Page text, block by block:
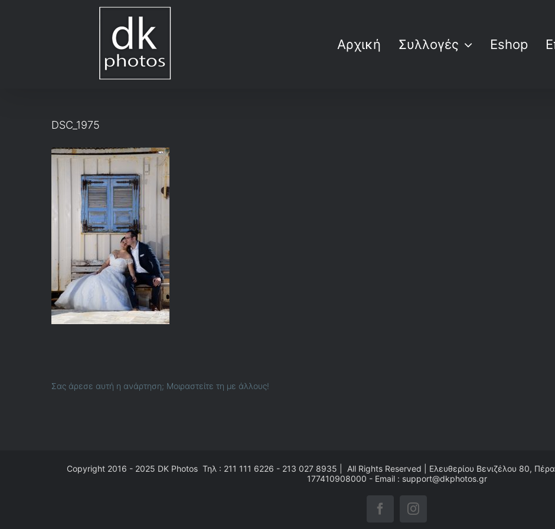
Αρχική Συλλογές Eshop
DSC_1975
Σας άρεσε αυτή η ανάρτηση; Μοιραστείτε τη με άλλους!
Copyright 2016 - 2025 DK Photos Τηλ : 211 111 6226 - 213 027 8935 | All Rights Reserved | Ελευθερίου Βενιζέλου 80,
177410908000 - Email : support@dkphotos.gr
FacebookInstagram